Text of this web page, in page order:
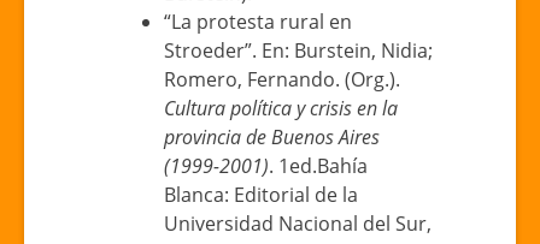
“La protesta rural en
Stroeder”. En: Burstein, Nidia;
Romero, Fernando. (Org.).
Cultura política y crisis en la
provincia de Buenos Aires
(1999-2001). 1ed.Bahía
Blanca: Editorial de la
Universidad Nacional del Sur,